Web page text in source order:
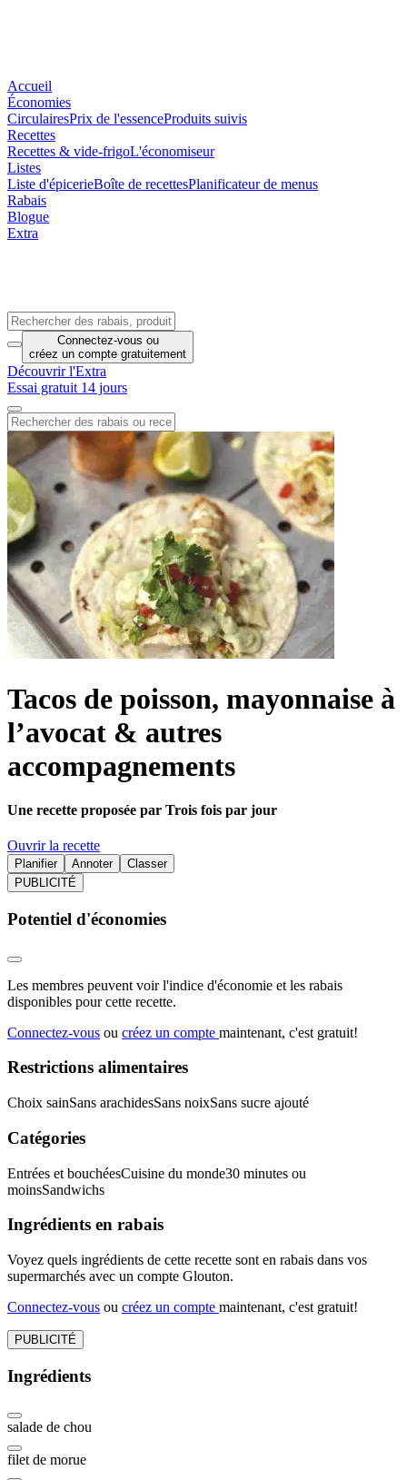
Accueil
Économies
CirculairesPrix de l'essenceProduits suivis
Recettes
Recettes & vide-frigoL'économiseur
Listes
Liste d'épicerieBoîte de recettesPlanificateur de menus
Rabais
Blogue
Extra
Connectez-vous ou
créez un compte gratuitement
Découvrir l'Extra
Essai gratuit 14 jours
Tacos de poisson, mayonnaise à
l’avocat & autres
accompagnements
Une recette proposée par Trois fois par jour
Ouvrir la recette
Planifier Annoter
Classer
PUBLICITÉ
Potentiel d'économies
Les membres peuvent voir l'indice d'économie et les rabais
disponibles pour cette recette.
Connectez-vous ou créez un compte maintenant, c'est gratuit!
Restrictions alimentaires
Choix sainSans arachidesSans noixSans sucre ajouté
Catégories
Entrées et bouchéesCuisine du monde30 minutes ou
moinsSandwichs
Ingrédients en rabais
Voyez quels ingrédients de cette recette sont en rabais dans vos
supermarchés avec un compte Glouton.
Connectez-vous ou créez un compte maintenant, c'est gratuit!
PUBLICITÉ
Ingrédients
salade de chou
filet de morue